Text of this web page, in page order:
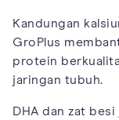
Kandungan
GroPlus
protein
jaringan tubuh.
DHA dan zat